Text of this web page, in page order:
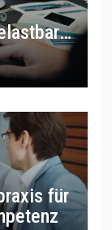
für